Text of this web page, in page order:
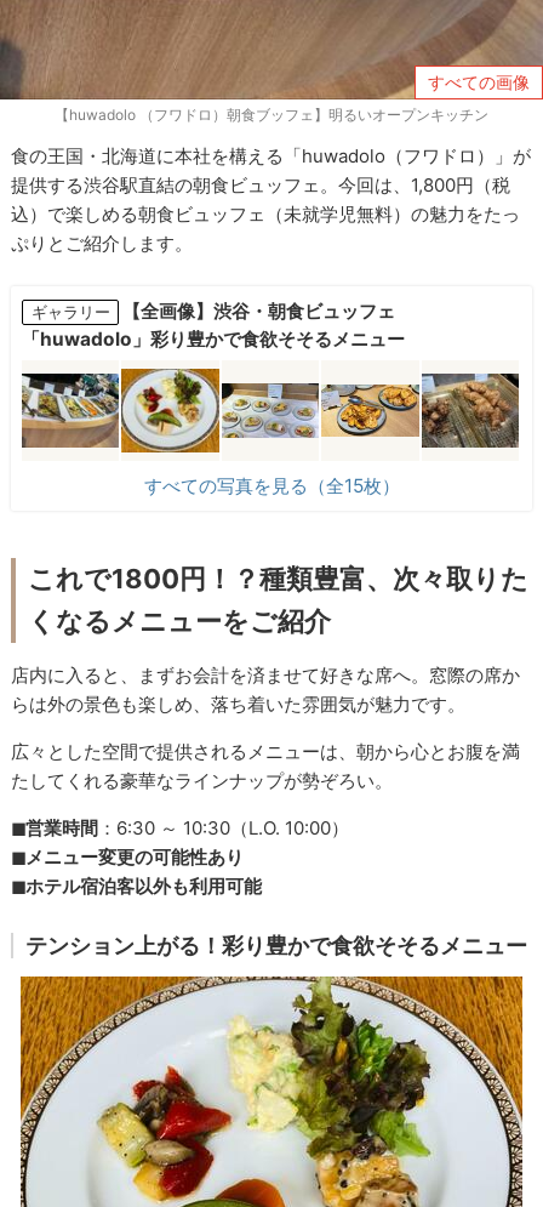
すべての画像
【huwadolo （フワドロ）朝食ブッフェ】明るいオープンキッチン
食の王国・北海道に本社を構える「huwadolo（フワドロ）」が
提供する渋谷駅直結の朝食ビュッフェ。今回は、1,800円（税
込）で楽しめる朝食ビュッフェ（未就学児無料）の魅力をたっ
ぷりとご紹介します。
ギャラリー
【全画像】渋谷・朝食ビュッフェ
「huwadolo」彩り豊かで食欲そそるメニュー
すべての写真を見る（全15枚）
これで1800円！？種類豊富、次々取りた
くなるメニューをご紹介
店内に入ると、まずお会計を済ませて好きな席へ。窓際の席か
らは外の景色も楽しめ、落ち着いた雰囲気が魅力です。
広々とした空間で提供されるメニューは、朝から心とお腹を満
たしてくれる豪華なラインナップが勢ぞろい。
◼︎営業時間 ：6:30 ～ 10:30（L.O. 10:00）
◼︎メニュー変更の可能性あり
◼︎ホテル宿泊客以外も利用可能
テンション上がる！彩り豊かで食欲そそるメニュー